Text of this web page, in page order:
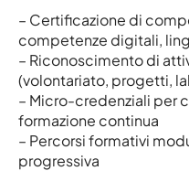
– Certificazione di
competenze digitali,
– Riconoscimento di
(volontariato, progetti,
– Micro-credenziali per
formazione continua
– Percorsi formativi
progressiva